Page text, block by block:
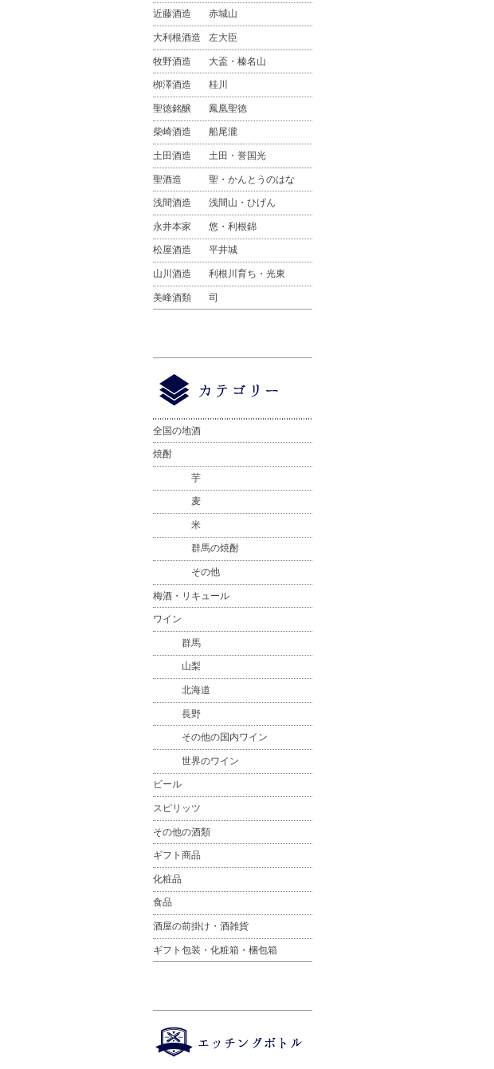
近藤酒造 赤城山
大利根酒造 左大臣
牧野酒造 大盃・榛名山
栁澤酒造 桂川
聖徳銘醸 鳳凰聖徳
柴崎酒造 船尾瀧
土田酒造 土田・誉国光
聖酒造 聖・かんとうのはな
浅間酒造 浅間山・ひげん
永井本家 悠・利根錦
松屋酒造 平井城
山川酒造 利根川育ち・光東
美峰酒類 司
全国の地酒
焼酎
芋
麦
米
群馬の焼酎
その他
梅酒・リキュール
ワイン
群馬
山梨
北海道
長野
その他の国内ワイン
世界のワイン
ビール
スピリッツ
その他の酒類
ギフト商品
化粧品
食品
酒屋の前掛け・酒雑貨
ギフト包装・化粧箱・梱包箱